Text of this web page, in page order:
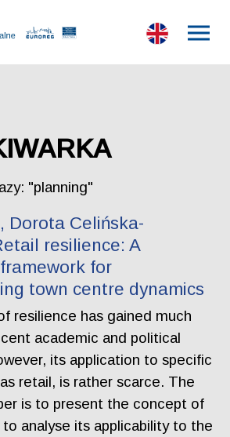
"planning"
Dorota Celińska-
resilience: A
for
town centre dynamics
resilience has gained much
academic and political
its application to specific
retail, is rather scarce. The
is to present the concept of
analyse its applicability to the